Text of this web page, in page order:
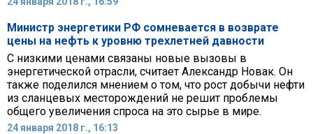
Министр энергетики РФ сомневается в возврате
цены на нефть к уровню трехлетней давности
С низкими ценами связаны новые вызовы в
энергетической отрасли, считает Александр Новак. Он
также поделился мнением о том, что рост добычи нефти
из сланцевых месторождений не решит проблемы
общего увеличения спроса на это сырье в мире.
24 января 2018 г., 16:13